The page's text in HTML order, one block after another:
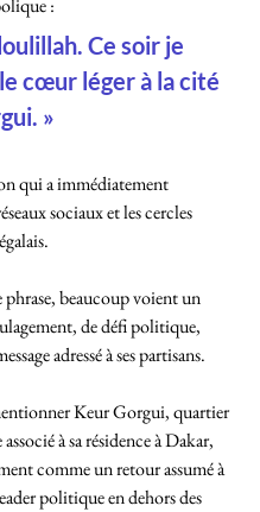
:
Ce soir je
cœur léger à la cité
»
qui a immédiatement
sociaux et les cercles
phrase, beaucoup voient un
de défi politique,
adressé à ses partisans.
Keur Gorgui, quartier
à sa résidence à Dakar,
comme un retour assumé à
politique en dehors des